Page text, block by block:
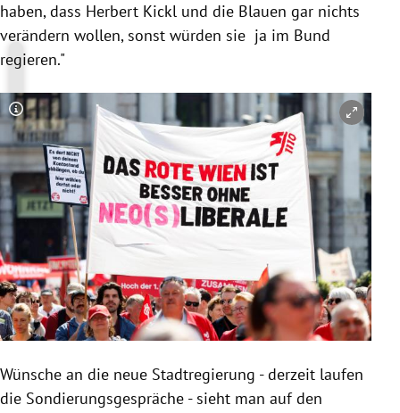
haben, dass Herbert Kickl und die Blauen gar nichts
verändern wollen, sonst würden sie ja im Bund
regieren."
Copyright-Hinweis öffnen/schließen
Wünsche an die neue Stadtregierung - derzeit laufen
die Sondierungsgespräche - sieht man auf den